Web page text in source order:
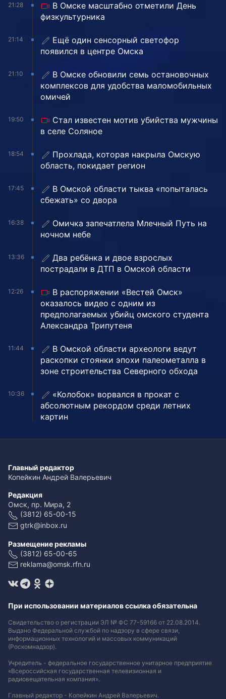
21:28
В Омске масштабно отметили День
физкультурника
21:14
Ещё один сенсорный светофор
появился в центре Омска
21:10
В Омске обновили семь остановочных
комплексов для удобства маломобильных
омичей
19:50
Стал известен мотив убийства мужчины
в селе Соляное
18:54
Прохлада, которая накрыла Омскую
область, покидает регион
17:45
В Омской области тыква «попыталась
сбежать» со двора
16:38
Омичка запечатлела Млечный Путь на
ночном небе
13:36
Два ребёнка и двое взрослых
пострадали в ДТП в Омской области
12:26
В распоряжении «Вестей Омск»
оказалось видео с одним из
предполагаемых убийц омского студента
Александра Трипутеня
11:44
В Омской области археологи ведут
раскопки стоянки эпохи палеометалла в
зоне строительства Северного обхода
10:36
«Колобок» ворвался в прокат с
абсолютным рекордом среди летних
картин
Главный редактор
Копейкин Андрей Валерьевич
Редакция
Омск, пр. Мира, 2
(3812) 65-00-15
gtrk@inbox.ru
Размещение рекламы
(3812) 65-00-65
reklama@omsk.rfn.ru
При использовании материалов ссылка обязательна
Свидетельство о регистрации ЭЛ № ФС 77-59166 от 22.08.2014.
Выдано Федеральной службой по надзору в сфере связи,
информационных технологий и массовых коммуникаций
(Роскомнадзор).
Учредитель - федеральное государственное унитарное предприятие
«Всероссийская государственная телевизионная и
радиовещательная компания».
Главный редактор - Копейкин Андрей Валерьевич.